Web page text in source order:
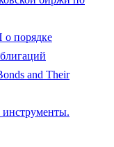
порядке
and Their